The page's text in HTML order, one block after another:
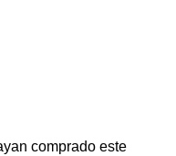
comprado este